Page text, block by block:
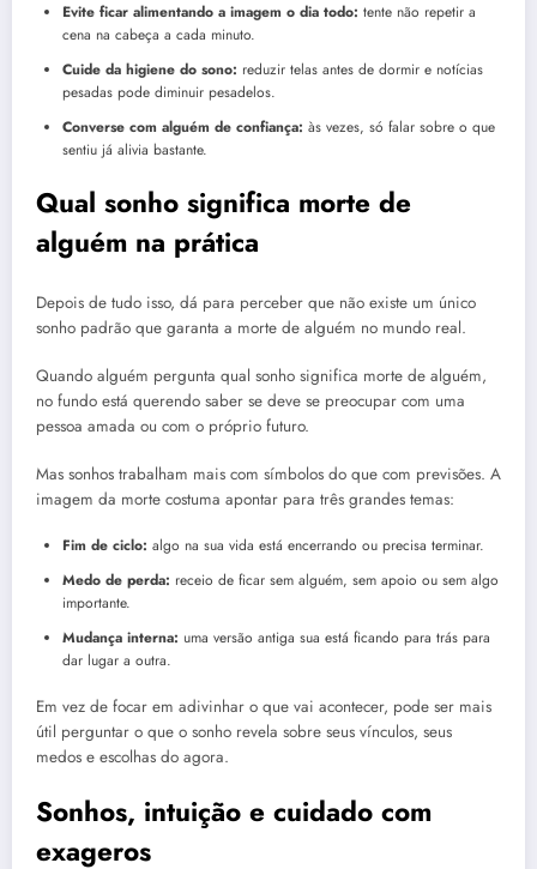
Evite ficar alimentando a imagem o dia todo: tente não repetir a
cena na cabeça a cada minuto.
Cuide da higiene do sono: reduzir telas antes de dormir e notícias
pesadas pode diminuir pesadelos.
Converse com alguém de confiança: às vezes, só falar sobre o que
sentiu já alivia bastante.
Qual sonho significa morte de
alguém na prática
Depois de tudo isso, dá para perceber que não existe um único
sonho padrão que garanta a morte de alguém no mundo real.
Quando alguém pergunta qual sonho significa morte de alguém,
no fundo está querendo saber se deve se preocupar com uma
pessoa amada ou com o próprio futuro.
Mas sonhos trabalham mais com símbolos do que com previsões. A
imagem da morte costuma apontar para três grandes temas:
Fim de ciclo: algo na sua vida está encerrando ou precisa terminar.
Medo de perda: receio de ficar sem alguém, sem apoio ou sem algo
importante.
Mudança interna: uma versão antiga sua está ficando para trás para
dar lugar a outra.
Em vez de focar em adivinhar o que vai acontecer, pode ser mais
útil perguntar o que o sonho revela sobre seus vínculos, seus
medos e escolhas do agora.
Sonhos, intuição e cuidado com
exageros